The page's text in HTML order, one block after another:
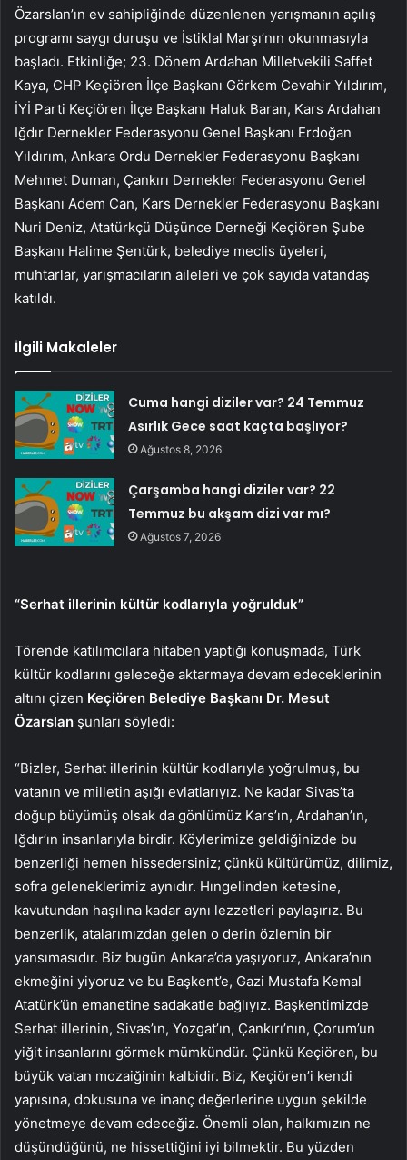
Özarslan’ın ev sahipliğinde düzenlenen yarışmanın açılış
programı saygı duruşu ve İstiklal Marşı’nın okunmasıyla
başladı. Etkinliğe; 23. Dönem Ardahan Milletvekili Saffet
Kaya, CHP Keçiören İlçe Başkanı Görkem Cevahir Yıldırım,
İYİ Parti Keçiören İlçe Başkanı Haluk Baran, Kars Ardahan
Iğdır Dernekler Federasyonu Genel Başkanı Erdoğan
Yıldırım, Ankara Ordu Dernekler Federasyonu Başkanı
Mehmet Duman, Çankırı Dernekler Federasyonu Genel
Başkanı Adem Can, Kars Dernekler Federasyonu Başkanı
Nuri Deniz, Atatürkçü Düşünce Derneği Keçiören Şube
Başkanı Halime Şentürk, belediye meclis üyeleri,
muhtarlar, yarışmacıların aileleri ve çok sayıda vatandaş
katıldı.
İlgili Makaleler
Cuma hangi diziler var? 24 Temmuz
Asırlık Gece saat kaçta başlıyor?
Ağustos 8, 2026
Çarşamba hangi diziler var? 22
Temmuz bu akşam dizi var mı?
Ağustos 7, 2026
“Serhat illerinin kültür kodlarıyla yoğrulduk”
Törende katılımcılara hitaben yaptığı konuşmada, Türk
kültür kodlarını geleceğe aktarmaya devam edeceklerinin
altını çizen Keçiören Belediye Başkanı Dr. Mesut
Özarslan şunları söyledi:
“Bizler, Serhat illerinin kültür kodlarıyla yoğrulmuş, bu
vatanın ve milletin aşığı evlatlarıyız. Ne kadar Sivas’ta
doğup büyümüş olsak da gönlümüz Kars’ın, Ardahan’ın,
Iğdır’ın insanlarıyla birdir. Köylerimize geldiğinizde bu
benzerliği hemen hissedersiniz; çünkü kültürümüz, dilimiz,
sofra geleneklerimiz aynıdır. Hıngelinden ketesine,
kavutundan haşılına kadar aynı lezzetleri paylaşırız. Bu
benzerlik, atalarımızdan gelen o derin özlemin bir
yansımasıdır. Biz bugün Ankara’da yaşıyoruz, Ankara’nın
ekmeğini yiyoruz ve bu Başkent’e, Gazi Mustafa Kemal
Atatürk’ün emanetine sadakatle bağlıyız. Başkentimizde
Serhat illerinin, Sivas’ın, Yozgat’ın, Çankırı’nın, Çorum’un
yiğit insanlarını görmek mümkündür. Çünkü Keçiören, bu
büyük vatan mozaiğinin kalbidir. Biz, Keçiören’i kendi
yapısına, dokusuna ve inanç değerlerine uygun şekilde
yönetmeye devam edeceğiz. Önemli olan, halkımızın ne
düşündüğünü, ne hissettiğini iyi bilmektir. Bu yüzden